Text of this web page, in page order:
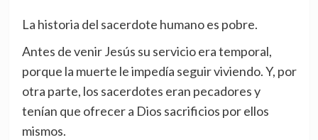
La historia del sacerdote humano es pobre.
Antes de venir Jesús su servicio era temporal,
porque la muerte le impedía seguir viviendo. Y, por
otra parte, los sacerdotes eran pecadores y
tenían que ofrecer a Dios sacrificios por ellos
mismos.